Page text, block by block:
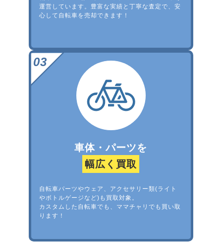
運営しています。豊富な実績と丁寧な査定で、安
心して自転車を売却できます！
車体・パーツを
幅広く買取
自転車パーツやウェア、アクセサリー類(ライト
やボトルゲージなど)も買取対象。
カスタムした自転車でも、ママチャリでも買い取
ります！